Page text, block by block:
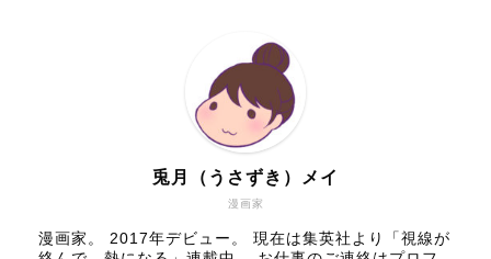
漫画家
兎月（うさずき）メイ
漫画家。 2017年デビュー。 現在は集英社より「視線が